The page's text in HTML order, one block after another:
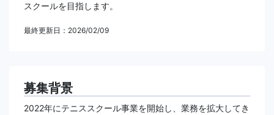
スクールを目指します。
最終更新日：2026/02/09
募集背景
2022年にテニススクール事業を開始し、業務を拡大してき